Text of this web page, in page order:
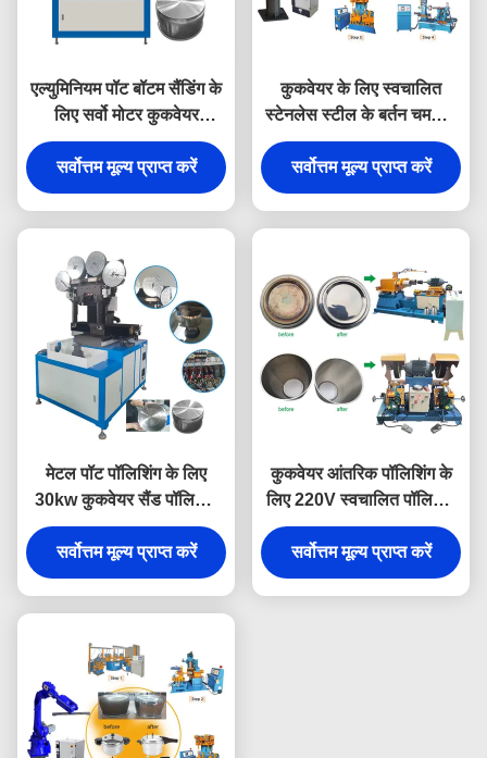
एल्युमिनियम पॉट बॉटम सैंडिंग के
लिए सर्वो मोटर कुकवेयर
पॉलिशिंग मशीन
सर्वोत्तम मूल्य प्राप्त करें
कुकवेयर के लिए स्वचालित
स्टेनलेस स्टील के बर्तन चमकाने
की मशीन
सर्वोत्तम मूल्य प्राप्त करें
मेटल पॉट पॉलिशिंग के लिए
30kw कुकवेयर सैंड पॉलिशिंग
मशीन
सर्वोत्तम मूल्य प्राप्त करें
कुकवेयर आंतरिक पॉलिशिंग के
लिए 220V स्वचालित पॉलिशिंग
मशीन
सर्वोत्तम मूल्य प्राप्त करें